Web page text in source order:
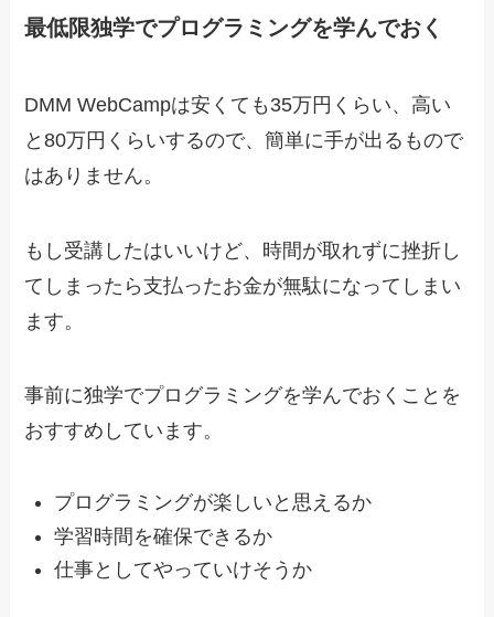
最低限独学でプログラミングを学んでおく
DMM WebCampは安くても35万円くらい、高い
と80万円くらいするので、簡単に手が出るもので
はありません。
もし受講したはいいけど、時間が取れずに挫折し
てしまったら支払ったお金が無駄になってしまい
ます。
事前に独学でプログラミングを学んでおくことを
おすすめしています。
プログラミングが楽しいと思えるか
学習時間を確保できるか
仕事としてやっていけそうか